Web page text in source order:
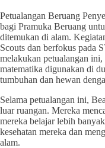
Petualangan Beruang
bagi Pramuka Beruang
ditemukan di alam.
Scouts dan berfokus pada
melakukan petualangan
matematika digunakan di
tumbuhan dan hewan
Selama petualangan ini,
luar ruangan. Mereka
mereka belajar lebih
kesehatan mereka dan
alam.